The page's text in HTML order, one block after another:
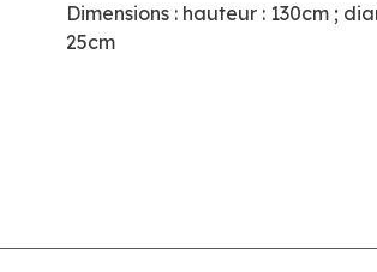
Dimensions : hauteur : 130cm ;
25cm